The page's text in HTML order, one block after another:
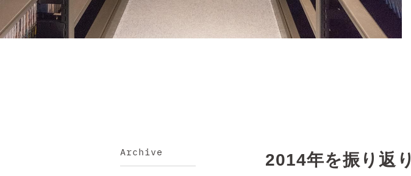
Archive 2014年を振り返り